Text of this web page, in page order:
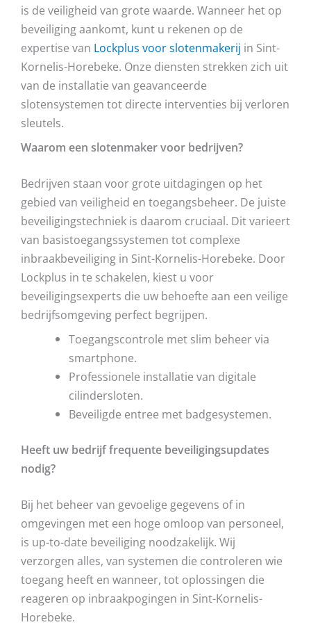
is de veiligheid van grote waarde. Wanneer het op
beveiliging aankomt, kunt u rekenen op de
expertise van Lockplus voor slotenmakerij in Sint-
Kornelis-Horebeke. Onze diensten strekken zich uit
van de installatie van geavanceerde
slotensystemen tot directe interventies bij verloren
sleutels.
Waarom een slotenmaker voor bedrijven?
Bedrijven staan voor grote uitdagingen op het
gebied van veiligheid en toegangsbeheer. De juiste
beveiligingstechniek is daarom cruciaal. Dit varieert
van basistoegangssystemen tot complexe
inbraakbeveiliging in Sint-Kornelis-Horebeke. Door
Lockplus in te schakelen, kiest u voor
beveiligingsexperts die uw behoefte aan een veilige
bedrijfsomgeving perfect begrijpen.
Toegangscontrole met slim beheer via
smartphone.
Professionele installatie van digitale
cilindersloten.
Beveiligde entree met badgesystemen.
Heeft uw bedrijf frequente beveiligingsupdates
nodig?
Bij het beheer van gevoelige gegevens of in
omgevingen met een hoge omloop van personeel,
is up-to-date beveiliging noodzakelijk. Wij
verzorgen alles, van systemen die controleren wie
toegang heeft en wanneer, tot oplossingen die
reageren op inbraakpogingen in Sint-Kornelis-
Horebeke.